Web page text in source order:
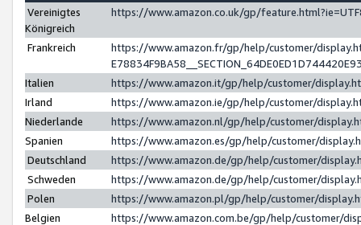
Vereinigtes
Königreich
https://www.amazon.co.uk/gp/
Frankreich
https://www.amazon.fr/gp/help/customer/
Italien
https://www.amazon.it/gp/help/customer/
Irland
https://www.amazon.ie/gp/help/customer/
Niederlande
https://www.amazon.nl/gp/help/customer/
Spanien
https://www.amazon.es/gp/help/customer/
Deutschland
https://www.amazon.de/gp/help/customer/
Schweden
https://www.amazon.de/gp/help/customer/
Polen
https://www.amazon.pl/gp/help/customer/
Belgien
https://www.amazon.com.be/gp/help/customer/